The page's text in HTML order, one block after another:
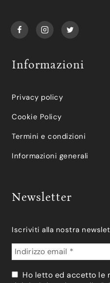
Informazioni
Privacy policy
Cookie Policy
Termini e condizioni
Informazioni generali
Newsletter
Iscriviti alla nostra
Ho letto ed accetto le